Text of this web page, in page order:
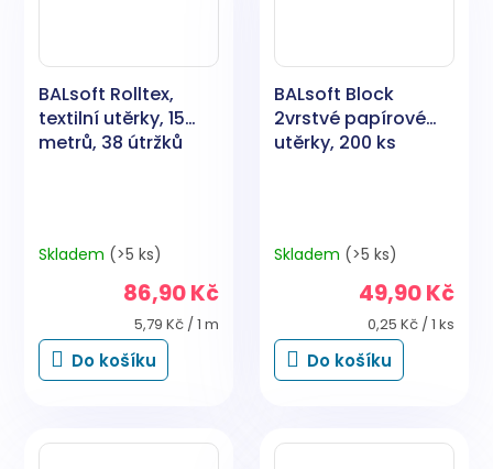
BALsoft Rolltex,
textilní utěrky, 15
metrů, 38 útržků
Skladem (>5 ks)
86,90 Kč
Měrná
cena:
5,79 Kč / 1 m
Do košíku
BALsoft Block
2vrstvé papírové
utěrky, 200 ks
Skladem (>5 ks)
49,90 Kč
Měrná
cena:
0,25 Kč / 1 ks
Do košíku